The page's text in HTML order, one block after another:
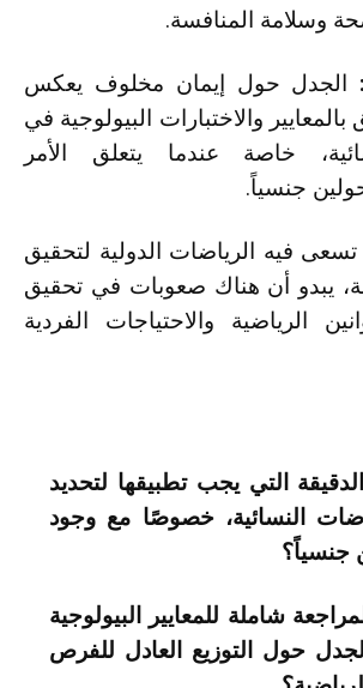
وسلامة المنافسة.
الجدل حول إيمان مخلوف يعكس
والاختبارات البيولوجية في
خاصة عندما يتعلق الأمر
جنسياً.
فيه الرياضات الدولية لتحقيق
يبدو أن هناك صعوبات في تحقيق
الرياضية والاحتياجات الفردية
التي يجب تطبيقها لتحديد
النسائية، خصوصًا مع وجود
جنسياً؟
شاملة للمعايير البيولوجية
الجدل حول التوزيع العادل للفرص